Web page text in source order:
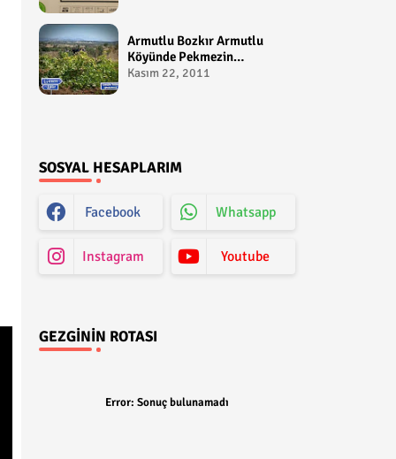
Armutlu Bozkır Armutlu
Köyünde Pekmezin
Hikayesi:Gezen Bilir Kontv
Kasım 22, 2011
SOSYAL HESAPLARIM
Facebook Whatsapp
Instagram Youtube
GEZGININ ROTASI
Error: Sonuç bulunamadı